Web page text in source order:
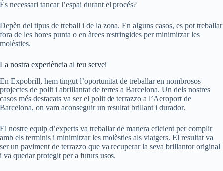
És necessari tancar l’espai durant el procés?
Depèn del tipus de treball i de la zona. En alguns casos, es pot treballar
fora de les hores punta o en àrees restringides per minimitzar les
molèsties.
La nostra experiència al teu servei
En Expobrill, hem tingut l’oportunitat de treballar en nombrosos
projectes de polit i abrillantat de terres a Barcelona. Un dels nostres
casos més destacats va ser el polit de terrazzo a l’Aeroport de
Barcelona, on vam aconseguir un resultat brillant i durador.
El nostre equip d’experts va treballar de manera eficient per complir
amb els terminis i minimitzar les molèsties als viatgers. El resultat va
ser un paviment de terrazzo que va recuperar la seva brillantor original
i va quedar protegit per a futurs usos.